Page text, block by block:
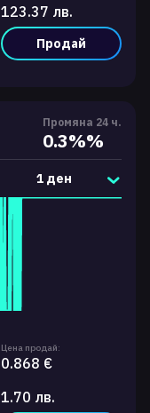
123.37 лв.
Продай
Промяна 24 ч.
0.3%%
1 ден
Цена продай:
0.868 €
1.70 лв.